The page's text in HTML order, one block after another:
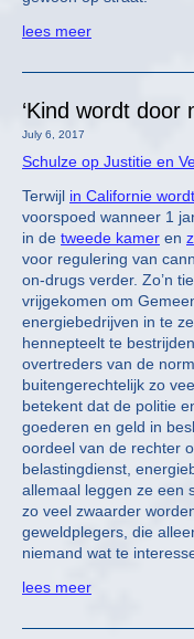
lees meer
‘Kind wordt door
July 6, 2017
Schulze op Justitie en
Terwijl in Californie
voorspoed wanneer 1
in de tweede kamer en
voor regulering van
on-drugs verder. Zo’n
vrijgekomen om
energiebedrijven in te
hennepteelt te
overtreders van de
buitengerechtelijk zo
betekent dat de politie
goederen en geld in
oordeel van de rechter
belastingdienst,
allemaal leggen ze een
zo veel zwaarder
geweldplegers, die
niemand wat te
lees meer